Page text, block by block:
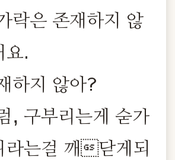
락은 존재하지 않
요.
하지 않아?
, 구부리는게 숟가
라는걸 깨닫게되